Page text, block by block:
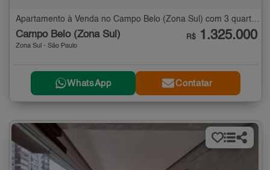
Apartamento à Venda no Campo Belo (Zona Sul) com 3 quartos - 115 m²
Campo Belo (Zona Sul)
Zona Sul - São Paulo
R$ 1.325.000
WhatsApp Contatar